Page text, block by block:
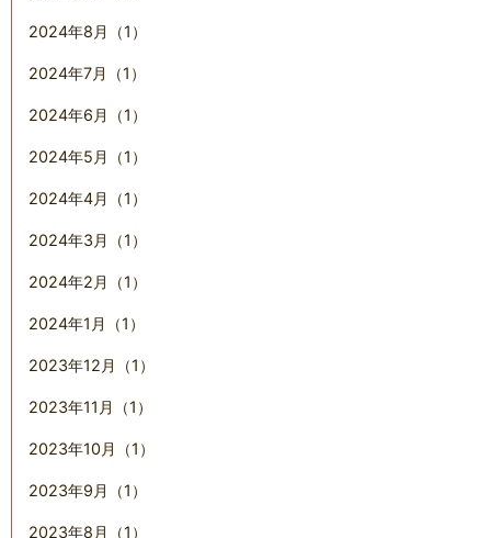
2024年8月（1）
2024年7月（1）
2024年6月（1）
2024年5月（1）
2024年4月（1）
2024年3月（1）
2024年2月（1）
2024年1月（1）
2023年12月（1）
2023年11月（1）
2023年10月（1）
2023年9月（1）
2023年8月（1）